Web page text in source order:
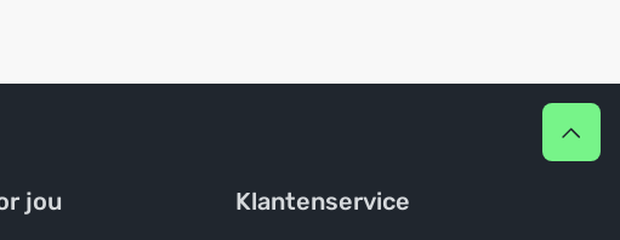
jou Klantenservice